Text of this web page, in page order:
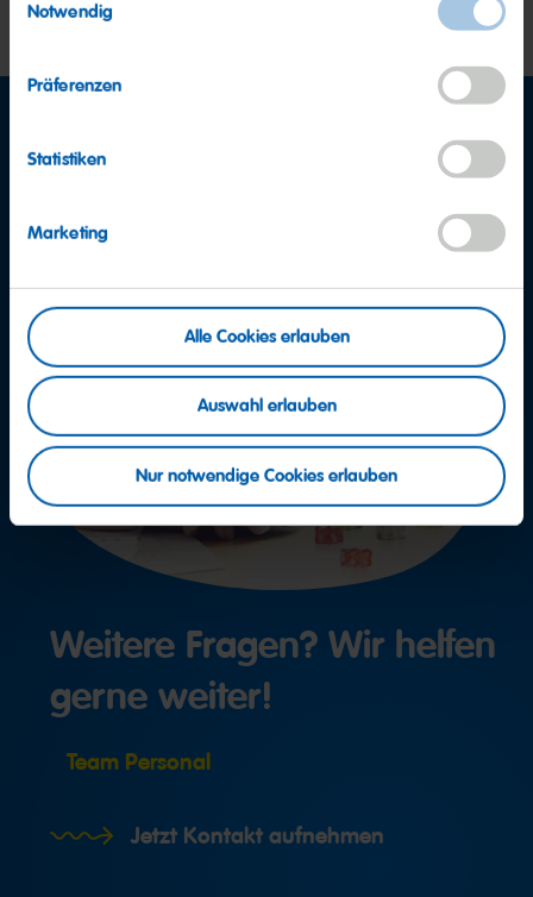
Notwendig
Präferenzen
Statistiken
Marketing
Alle Cookies erlauben
Auswahl erlauben
Nur notwendige Cookies erlauben
Weitere Fragen? Wir helfen
gerne weiter!
Team Personal
Jetzt Kontakt aufnehmen